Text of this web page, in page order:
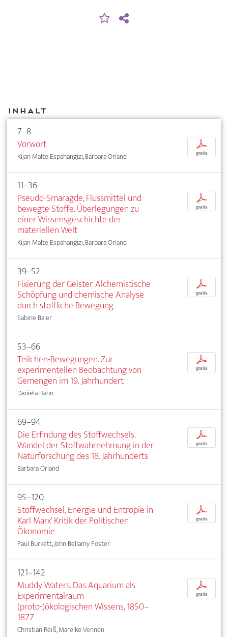
Inhalt
7–8
Vorwort
Kijan Malte Espahangizi, Barbara Orland
p
gratis
11–36
Pseudo-Smaragde, Flussmittel und
bewegte Stoffe. Überlegungen zu
einer Wissensgeschichte der
materiellen Welt
Kijan Malte Espahangizi, Barbara Orland
p
gratis
39–52
Fixierung der Geister. Alchemistische
Schöpfung und chemische Analyse
durch stoffliche Bewegung
Sabine Baier
p
gratis
53–66
Teilchen-Bewegungen. Zur
experimentellen Beobachtung von
Gemengen im 19. Jahrhundert
Daniela Hahn
p
gratis
69–94
Die Erfindung des Stoffwechsels.
Wandel der Stoffwahrnehmung in der
Naturforschung des 18. Jahrhunderts
Barbara Orland
p
gratis
95–120
Stoffwechsel, Energie und Entropie in
Karl Marx' Kritik der Politischen
Ökonomie
Paul Burkett, John Bellamy Foster
p
gratis
121–142
Muddy Waters. Das Aquarium als
Experimentalraum
(proto-)ökologischen Wissens, 1850–
1877
Christian Reiß, Mareike Vennen
p
gratis